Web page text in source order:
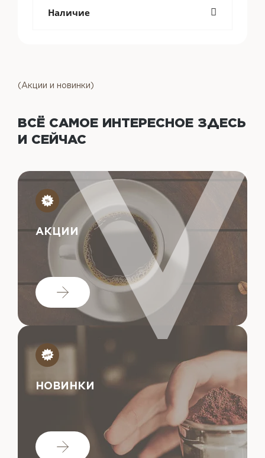
Наличие
(Акции и новинки)
ВСЁ САМОЕ ИНТЕРЕСНОЕ ЗДЕСЬ
И СЕЙЧАС
АКЦИИ
НОВИНКИ